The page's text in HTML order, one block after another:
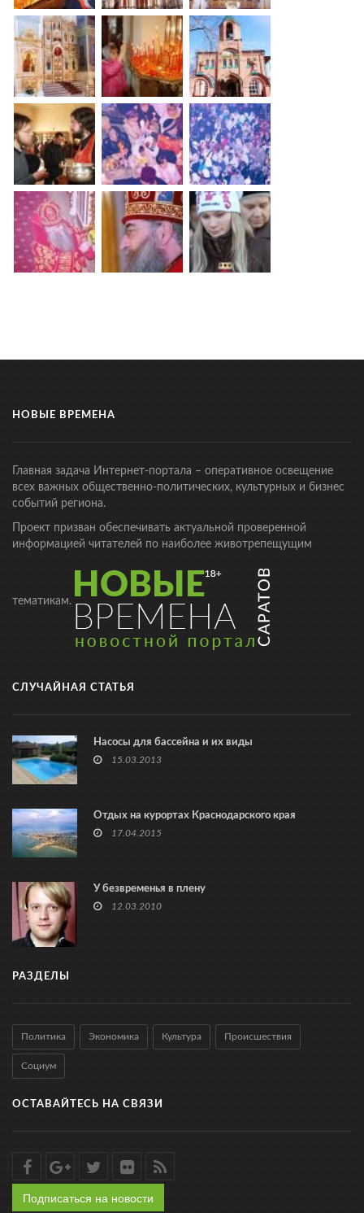
НОВЫЕ ВРЕМЕНА
Главная задача Интернет-портала – оперативное освещение
всех важных общественно-политических, культурных и бизнес
событий региона.
Проект призван обеспечивать актуальной проверенной
информацией читателей по наиболее животрепещущим
тематикам.
СЛУЧАЙНАЯ СТАТЬЯ
Насосы для бассейна и их виды
15.03.2013
Отдых на курортах Краснодарского края
17.04.2015
У безвременья в плену
12.03.2010
РАЗДЕЛЫ
Политика Экономика Культура Происшествия
Социум
ОСТАВАЙТЕСЬ НА СВЯЗИ
Подписаться на новости